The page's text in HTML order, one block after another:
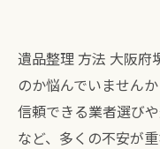
遺品整理 方法 大阪府
のか悩んでいません
信頼できる業者選び
など、多くの不安が